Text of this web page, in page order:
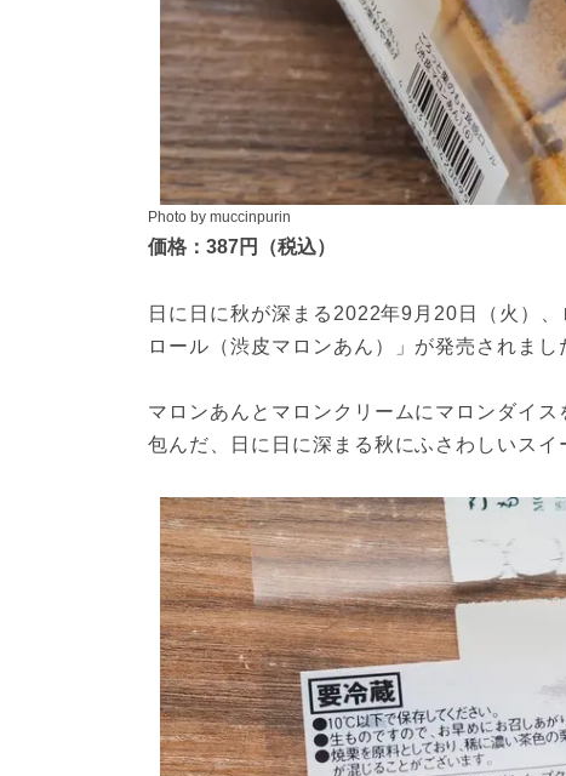
Photo by muccinpurin
価格：387円（税込）
日に日に秋が深まる2022年9月20日（火）
ロール（渋皮マロンあん）」が発売されまし
マロンあんとマロンクリームにマロンダイ
包んだ、日に日に深まる秋にふさわしいスイ